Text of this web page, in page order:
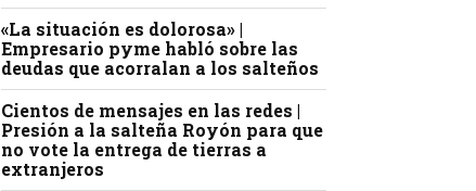
«La situación es dolorosa» |
Empresario pyme habló sobre las
deudas que acorralan a los salteños
Cientos de mensajes en las redes |
Presión a la salteña Royón para que
no vote la entrega de tierras a
extranjeros